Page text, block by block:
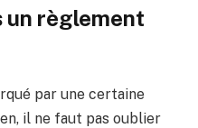
règlement
par une certaine
il ne faut pas oublier